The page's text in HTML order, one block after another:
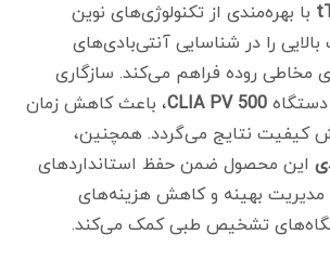
با بهره‌مندی از تکنولوژی‌های نوین
را در شناسایی آنتی‌بادی‌های
مخاطی روده فراهم می‌کند. سازگاری
CLIA PV 500، باعث کاهش زمان
کیفیت نتایج می‌گردد. همچنین،
این محصول ضمن حفظ استانداردهای
بهینه و کاهش هزینه‌های
تشخیص طبی کمک می‌کند.